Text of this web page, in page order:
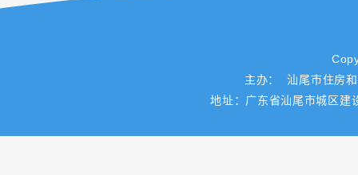
主办： 汕尾市住房
地址：广东省汕尾市城区